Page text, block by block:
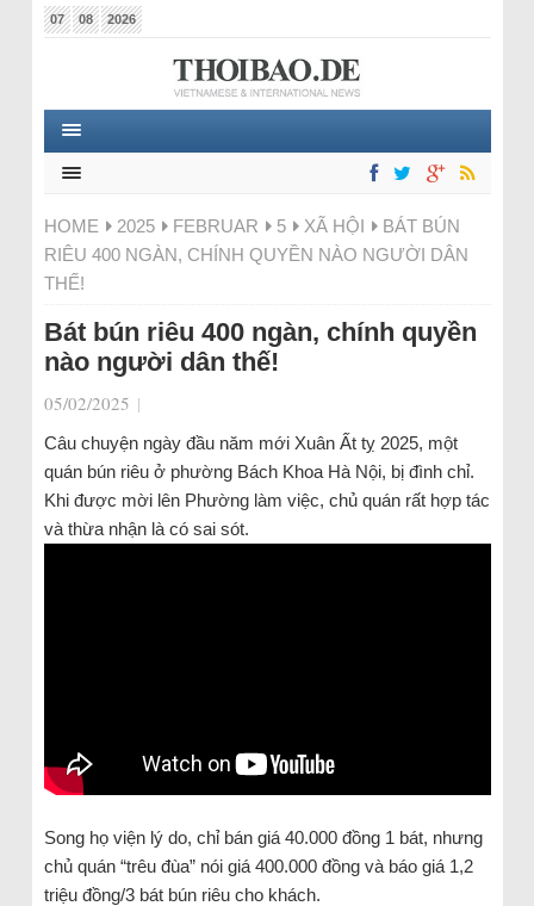
07 08 2026
HOME 2025 FEBRUAR 5 XÃ HỘI
BÁT BÚN
RIÊU 400 NGÀN, CHÍNH QUYỀN NÀO NGƯỜI DÂN
THẾ!
Bát bún riêu 400 ngàn, chính quyền
nào người dân thế!
05/02/2025 |
Câu chuyện ngày đầu năm mới Xuân Ất tỵ 2025, một
quán bún riêu ở phường Bách Khoa Hà Nội, bị đình chỉ.
Khi được mời lên Phường làm việc, chủ quán rất hợp tác
và thừa nhận là có sai sót.
Song họ viện lý do, chỉ bán giá 40.000 đồng 1 bát, nhưng
chủ quán “trêu đùa” nói giá 400.000 đồng và báo giá 1,2
triệu đồng/3 bát bún riêu cho khách.